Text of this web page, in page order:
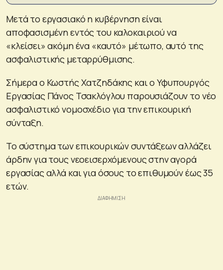
Μετά το εργασιακό η κυβέρνηση είναι
αποφασισμένη εντός του καλοκαιριού να
«κλείσει» ακόμη ένα «καυτό» μέτωπο, αυτό της
ασφαλιστικής μεταρρύθμισης.
Σήμερα ο Κωστής Χατζηδάκης και ο Υφυπουργός
Εργασίας Πάνος Τσακλόγλου παρουσιάζουν το νέο
ασφαλιστικό νομοσχέδιο για την επικουρική
σύνταξη.
Το σύστημα των επικουρικών συντάξεων αλλάζει
άρδην για τους νεοεισερχόμενους στην αγορά
εργασίας αλλά και για όσους το επιθυμούν έως 35
ετών.